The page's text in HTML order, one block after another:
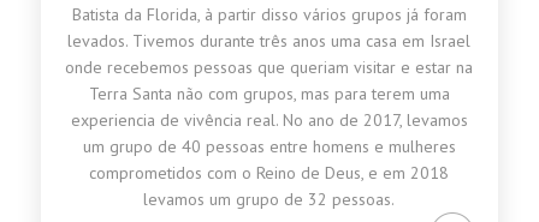
Batista da Florida, à partir disso vários grupos já foram
levados. Tivemos durante três anos uma casa em Israel
onde recebemos pessoas que queriam visitar e estar na
Terra Santa não com grupos, mas para terem uma
experiencia de vivência real. No ano de 2017, levamos
um grupo de 40 pessoas entre homens e mulheres
comprometidos com o Reino de Deus, e em 2018
levamos um grupo de 32 pessoas.